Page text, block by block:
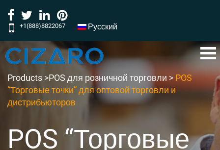
+1(888)8822067 Русский
Products >POS для розничной торговли > POS
“Торговые точки” для оптовой торговли и
дистрибьюторов
POS “Торговые